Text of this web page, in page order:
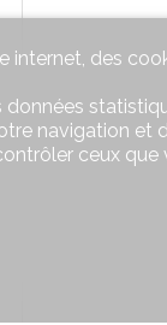
des
navigation et
ceux que